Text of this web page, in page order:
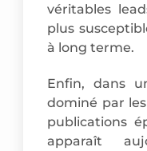
véritables
plus
à long terme.
Enfin, dans
dominé par
publications
apparaît